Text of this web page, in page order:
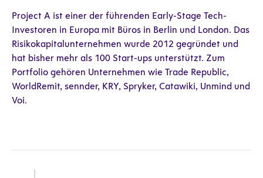
Project A ist einer der führenden Early-Stage Tech-
Investoren in Europa mit Büros in Berlin und London. Das
Risikokapitalunternehmen wurde 2012 gegründet und
hat bisher mehr als 100 Start-ups unterstützt. Zum
Portfolio gehören Unternehmen wie Trade Republic,
WorldRemit, sennder, KRY, Spryker, Catawiki, Unmind und
Voi.